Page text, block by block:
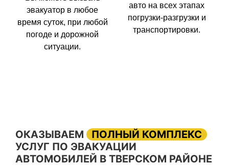
эвакуатор в любое
время суток, при любой
погоде и дорожной
ситуации.
авто на всех этапах
погрузки-разгрузки и
транспортировки.
ОКАЗЫВАЕМ
ПОЛНЫЙ КОМПЛЕКС
УСЛУГ ПО ЭВАКУАЦИИ
АВТОМОБИЛЕЙ В ТВЕРСКОМ РАЙОНЕ